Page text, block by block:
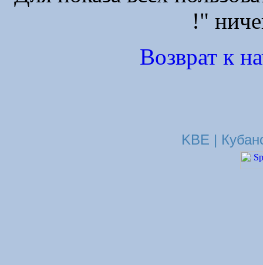
!"
Возврат к
KBE |